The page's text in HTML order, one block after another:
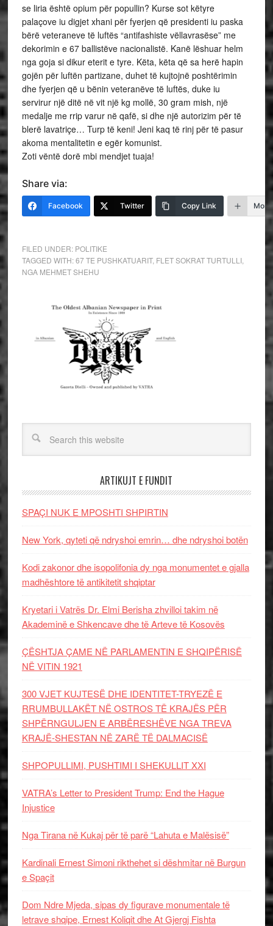
se liria është opium për popullin? Kurse sot këtyre
palaçove iu digjet xhani për fyerjen që presidenti iu paska
bërë veteraneve të luftës “antifashiste vëllavrasëse” me
dekorimin e 67 ballistëve nacionalistë. Kanë lëshuar helm
nga goja si dikur eterit e tyre. Këta, këta që sa herë hapin
gojën për luftën partizane, duhet të kujtojnë poshtërimin
dhe fyerjen që u bënin veteranëve të luftës, duke iu
servirur një ditë në vit një kg mollë, 30 gram mish, një
medalje me rrip varur në qafë, si dhe një autorizim për të
blerë lavatriçe… Turp të keni! Jeni kaq të rinj për të pasur
akoma mentalitetin e egër komunist.
Zoti vëntë dorë mbi mendjet tuaja!
Share via:
Facebook Twitter Copy Link More
FILED UNDER: POLITIKE
TAGGED WITH:67 TE PUSHKATUARIT, FLET SOKRAT TURTULLI,
NGA MEHMET SHEHU
ARTIKUJT E FUNDIT
SPAÇI NUK E MPOSHTI SHPIRTIN
New York, qyteti që ndryshoi emrin… dhe ndryshoi botën
Kodi zakonor dhe isopolifonia dy nga monumentet e gjalla
madhështore të antikitetit shqiptar
Kryetari i Vatrës Dr. Elmi Berisha zhvilloi takim në
Akademinë e Shkencave dhe të Arteve të Kosovës
ÇËSHTJA ÇAME NË PARLAMENTIN E SHQIPËRISË
NË VITIN 1921
300 VJET KUJTESË DHE IDENTITET-TRYEZË E
RRUMBULLAKËT NË OSTROS TË KRAJËS PËR
SHPËRNGULJEN E ARBËRESHËVE NGA TREVA
KRAJË-SHESTAN NË ZARË TË DALMACISË
SHPOPULLIMI, PUSHTIMI I SHEKULLIT XXI
VATRA’s Letter to President Trump: End the Hague
Injustice
Nga Tirana në Kukaj për të parë “Lahuta e Malësisë”
Kardinali Ernest Simoni rikthehet si dëshmitar në Burgun
e Spaçit
Dom Ndre Mjeda, sipas dy figurave monumentale të
letrave shqipe, Ernest Koliqit dhe At Gjergj Fishta